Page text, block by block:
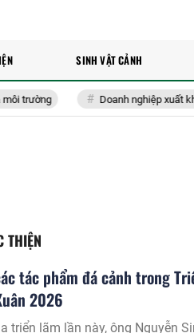
trường Doanh nghiệp xuất khẩu
SINH VẬT CẢNH
THIỆN
tác phẩm đá cảnh trong
2026
triển lãm lần này, ông Nguyễn